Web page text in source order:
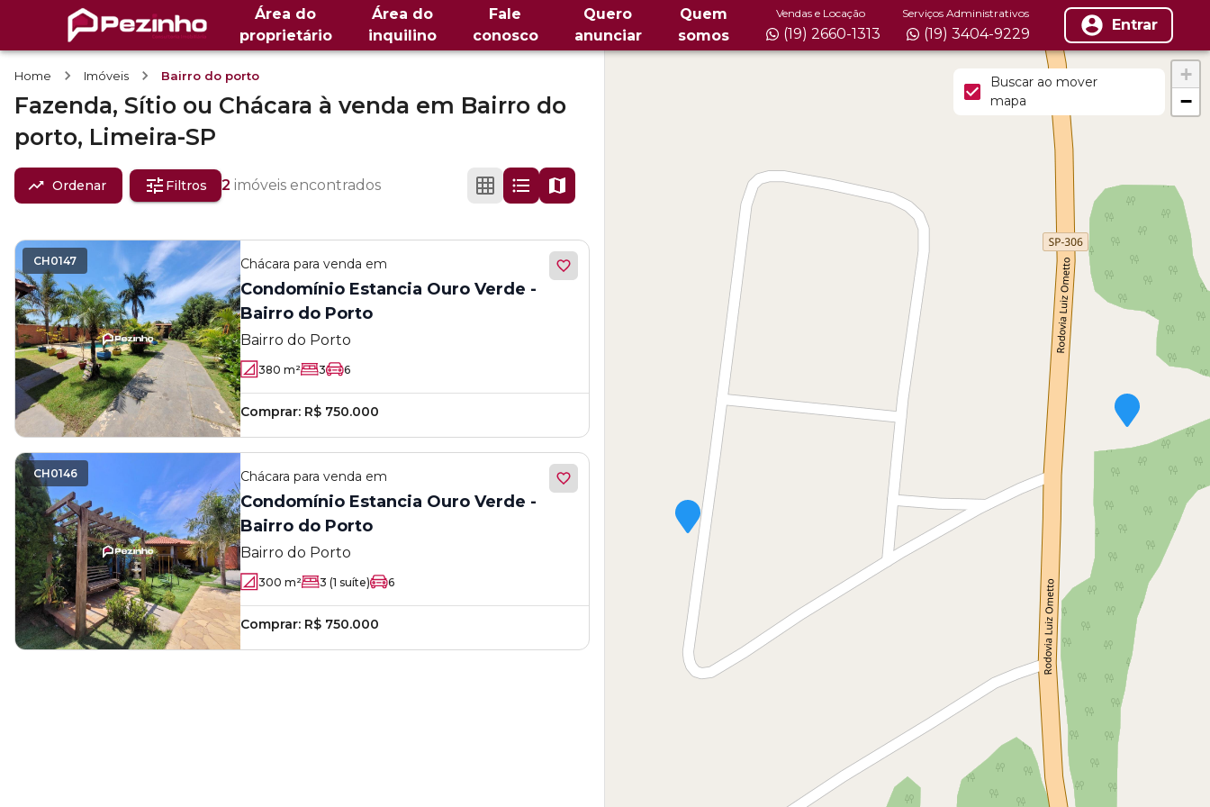
Área do
proprietário
Área do
inquilino
Fale
conosco
Quero
anunciar
Quem
somos
Vendas e Locação
(19) 2660-1313
Serviços Administrativos
(19) 3404-9229 Entrar
Home Imóveis Bairro do porto
Fazenda, Sítio ou Chácara à venda em Bairro do
porto, Limeira-SP
Ordenar Filtros 2 imóveis encontrados
CH0147 Chácara para venda em
Condomínio Estancia Ouro Verde -
Bairro do Porto
Bairro do Porto
380 m² 3 6
Comprar: R$ 750.000
CH0146 Chácara para venda em
Condomínio Estancia Ouro Verde -
Bairro do Porto
Bairro do Porto
300 m² 3 (1 suíte) 6
Comprar: R$ 750.000
+
−
Buscar ao mover
mapa